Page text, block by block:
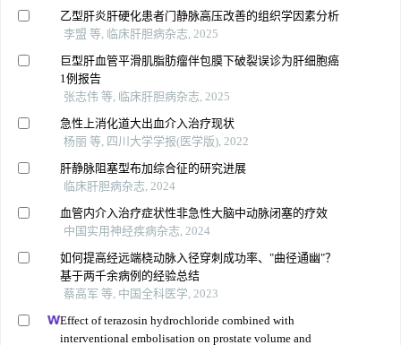
乙型肝炎肝硬化患者门静脉高压改善的组织学因素分析
李盟 等, 临床肝胆病杂志, 2025
巨型肝血管平滑肌脂肪瘤伴包膜下破裂误诊为肝细胞癌
1例报告
张志伟 等, 临床肝胆病杂志, 2025
急性上消化道大出血介入治疗现状
杨丽 等, 四川大学学报(医学版), 2022
肝静脉阻塞型布加综合征的研究进展
临床肝胆病杂志, 2024
血管内介入治疗症状性非急性大脑中动脉闭塞的疗效
中国实用神经疾病杂志, 2024
如何提高经远端桡动脉入径穿刺成功率、"曲径通幽"？
基于两千余病例的经验总结
蔡高军 等, 中国全科医学, 2023
Effect of terazosin hydrochloride combined with
interventional embolisation on prostate volume and